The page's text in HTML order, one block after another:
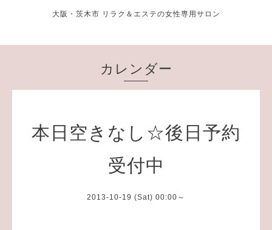
大阪・茨木市 リラク＆エステの女性専用サロン
カレンダー
本日空きなし☆後日予約
受付中
2013-10-19 (Sat) 00:00～